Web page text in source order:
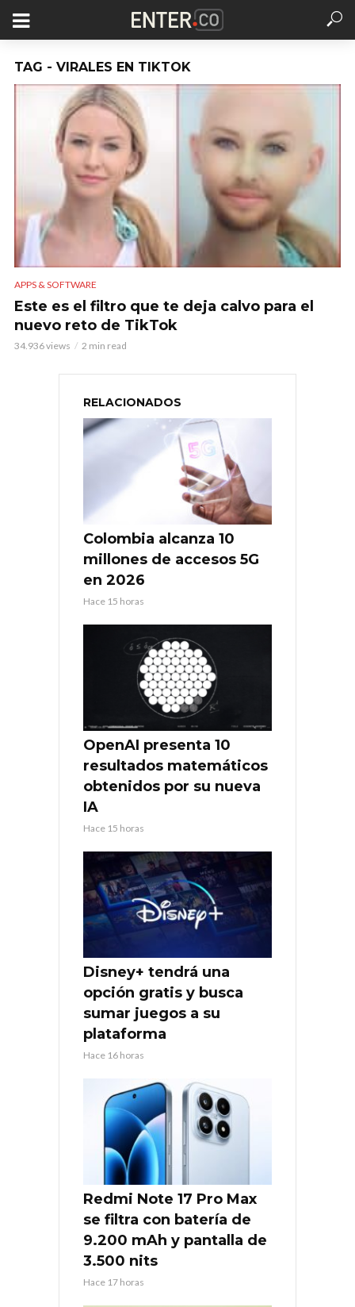
TAG - VIRALES EN TIKTOK
APPS & SOFTWARE
Este es el filtro que te deja calvo para el
nuevo reto de TikTok
34.936 views 2 min read
RELACIONADOS
Colombia alcanza 10
millones de accesos 5G
en 2026
Hace 15 horas
OpenAI presenta 10
resultados matemáticos
obtenidos por su nueva
IA
Hace 15 horas
Disney+ tendrá una
opción gratis y busca
sumar juegos a su
plataforma
Hace 16 horas
Redmi Note 17 Pro Max
se filtra con batería de
9.200 mAh y pantalla de
3.500 nits
Hace 17 horas